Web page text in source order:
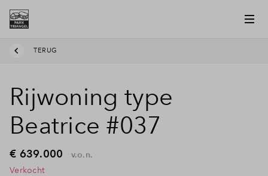
TERUG
Rijwoning type
Beatrice #037
€ 639.000
v.o.n.
Verkocht